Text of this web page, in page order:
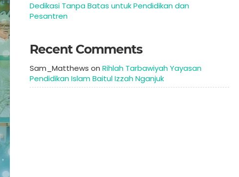
Dedikasi Tanpa Batas untuk Pendidikan dan
Pesantren
Recent Comments
Sam_Matthews onRihlah Tarbawiyah Yayasan
Pendidikan Islam Baitul Izzah Nganjuk